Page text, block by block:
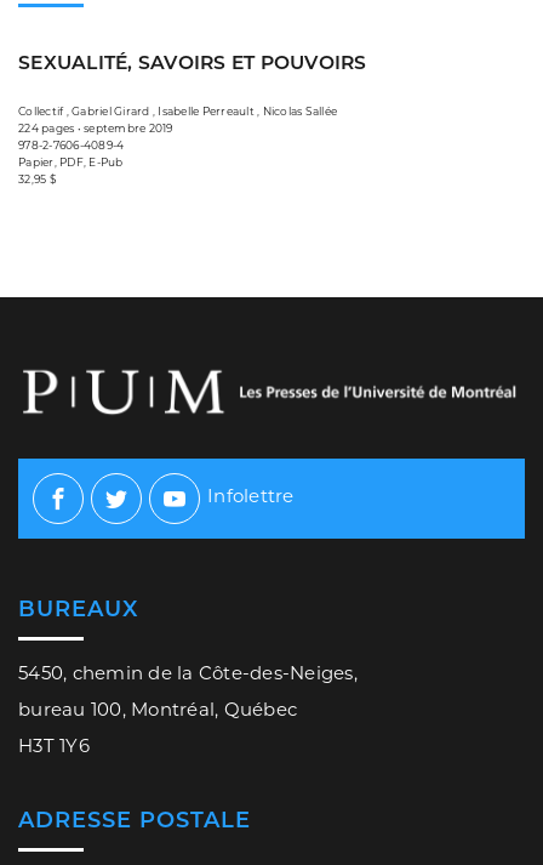
SEXUALITÉ, SAVOIRS ET POUVOIRS
Collectif , Gabriel Girard , Isabelle Perreault , Nicolas Sallée
224 pages • septembre 2019
978-2-7606-4089-4
Papier, PDF, E-Pub
32,95 $
Facebook
TwitterYoutube
Infolettre
BUREAUX
5450, chemin de la Côte-des-Neiges,
bureau 100, Montréal, Québec
H3T 1Y6
ADRESSE POSTALE